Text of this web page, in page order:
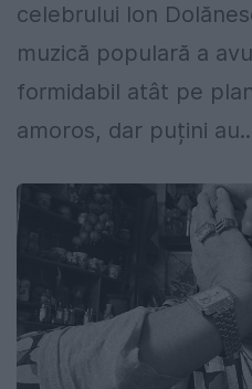
celebrului Ion
muzică populară a
formidabil atât pe
amoros, dar puțini